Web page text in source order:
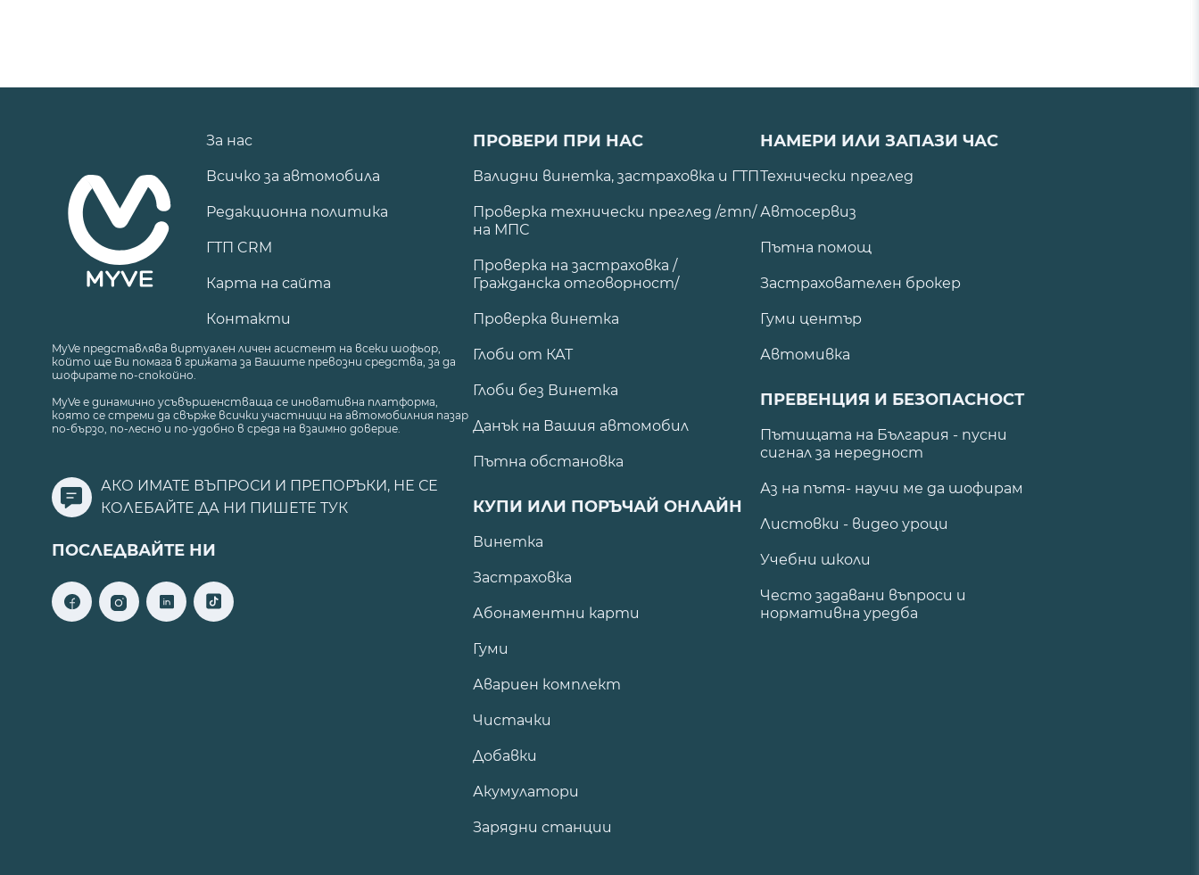
За нас
Всичко за автомобила
Редакционна политика
ГТП CRM
Карта на сайта
Контакти
MyVe представлява виртуален личен асистент на всеки шофьор,
който ще Ви помага в грижата за Вашите превозни средства, за да
шофирате по-спокойно.
MyVe е динамично усъвършенстваща се иновативна платформа,
която се стреми да свърже всички участници на автомобилния пазар
по-бързо, по-лесно и по-удобно в среда на взаимно доверие.
АКО ИМАТЕ ВЪПРОСИ И ПРЕПОРЪКИ, НЕ СЕ
КОЛЕБАЙТЕ ДА НИ ПИШЕТЕ ТУК
ПОСЛЕДВАЙТЕ НИ
ПРОВЕРИ ПРИ НАС
Валидни винетка, застраховка и ГТП
Проверка технически преглед /гтп/
на МПС
Проверка на застраховка /
Гражданска отговорност/
Проверка винетка
Глоби от КАТ
Глоби без Винетка
Данък на Вашия автомобил
Пътна обстановка
КУПИ ИЛИ ПОРЪЧАЙ ОНЛАЙН
Винетка
Застраховка
Абонаментни карти
Гуми
Авариен комплект
Чистачки
Добавки
Акумулатори
Зарядни станции
НАМЕРИ ИЛИ ЗАПАЗИ ЧАС
Технически преглед
Автосервиз
Пътна помощ
Застрахователен брокер
Гуми център
Автомивка
ПРЕВЕНЦИЯ И БЕЗОПАСНОСТ
Пътищата на България - пусни
сигнал за нередност
Аз на пътя- научи ме да шофирам
Листовки - видео уроци
Учебни школи
Често задавани въпроси и
нормативна уредба